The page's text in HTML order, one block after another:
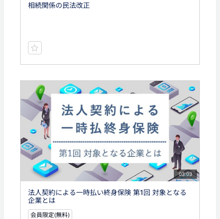
相続関係の民法改正
03:03
法人契約による一時払い終身保険 第1回 対象となる
企業とは
会員限定(無料)